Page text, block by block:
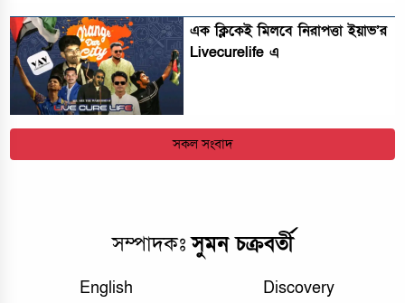
এক ক্লিকেই মিলবে নিরাপত্তা ইয়াভ’র
Livecurelife এ
সকল সংবাদ
সম্পাদকঃসুমন চক্রবর্তী
English Discovery